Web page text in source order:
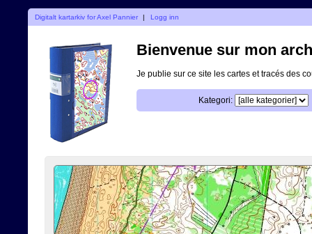
Digitalt kartarkiv for Axel Pannier | Logg inn
Bienvenue sur mon
Je publie sur ce site les cartes et tracés des
Kategori: